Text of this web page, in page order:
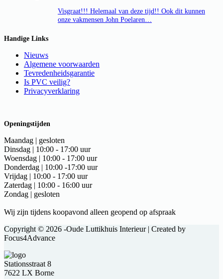
Visgraat!!! Helemaal van deze tijd!! Ook dit kunnen
onze vakmensen John Poelaren…
Handige Links
Nieuws
Algemene voorwaarden
Tevredenheidsgarantie
Is PVC veilig?
Privacyverklaring
Openingstijden
Maandag | gesloten
Dinsdag | 10:00 - 17:00 uur
Woensdag | 10:00 - 17:00 uur
Donderdag | 10:00 -17:00 uur
Vrijdag | 10:00 - 17:00 uur
Zaterdag | 10:00 - 16:00 uur
Zondag | gesloten
Wij zijn tijdens koopavond alleen geopend op afspraak
Copyright © 2026 -Oude Luttikhuis Interieur | Created by
Focus4Advance
Stationsstraat 8
7622 LX Borne